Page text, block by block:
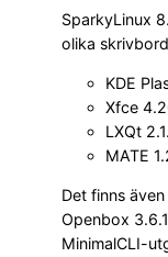
SparkyLinux
olika
KDE
Xfce
LXQt
MATE
Det finns
Openbox
MinimalCLI-